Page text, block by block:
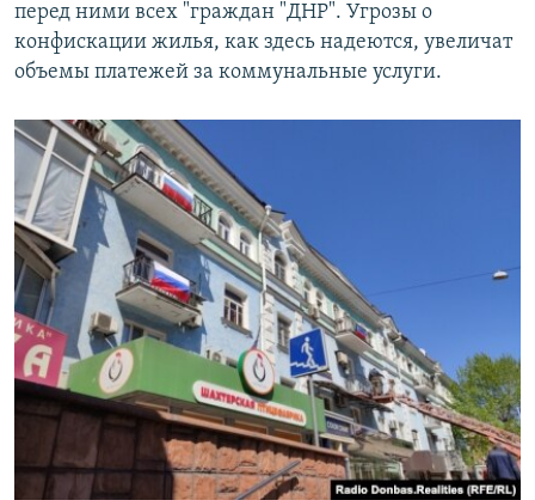
перед ними всех "граждан "ДНР". Угрозы о
конфискации жилья, как здесь надеются, увеличат
объемы платежей за коммунальные услуги.